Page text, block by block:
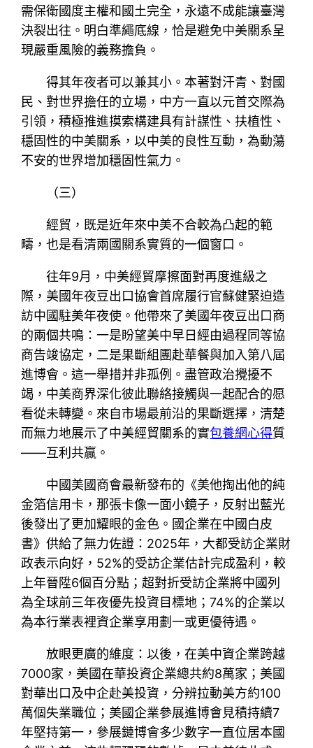
需保衛國度主權和國土完全，永遠不成能讓臺灣
決裂出往。明白準繩底線，恰是避免中美關系呈
現嚴重風險的義務擔負。
得其年夜者可以兼其小。本著對汗青、對國
民、對世界擔任的立場，中方一直以元首交際為
引領，積極推進摸索構建具有計謀性、扶植性、
穩固性的中美關系，以中美的良性互動，為動蕩
不安的世界增加穩固性氣力。
（三）
經貿，既是近年來中美不合較為凸起的範
疇，也是看清兩國關系實質的一個窗口。
往年9月，中美經貿摩擦面對再度進級之
際，美國年夜豆出口協會首席履行官蘇健緊迫造
訪中國駐美年夜使。他帶來了美國年夜豆出口商
的兩個共鳴：一是盼望美中早日經由過程同等協
商告竣協定，二是果斷組團赴華餐與加入第八屆
進博會。這一舉措并非孤例。盡管政治攪擾不
竭，中美商界深化彼此聯絡接觸與一起配合的愿
看從未轉變。來自市場最前沿的果斷選擇，清楚
而無力地展示了中美經貿關系的實包養網心得質
——互利共贏。
中國美國商會最新發布的《美他掏出他的純
金箔信用卡，那張卡像一面小鏡子，反射出藍光
後發出了更加耀眼的金色。國企業在中國白皮
書》供給了無力佐證：2025年，大都受訪企業財
政表示向好，52%的受訪企業估計完成盈利，較
上年晉陞6個百分點；超對折受訪企業將中國列
為全球前三年夜優先投資目標地；74%的企業以
為本行業表裡資企業享用劃一或更優待遇。
放眼更廣的維度：以後，在美中資企業跨越
7000家，美國在華投資企業總共約8萬家；美國
對華出口及中企赴美投資，分辨拉動美方約100
萬個失業職位；美國企業參展進博會見積持續7
年堅持第一，參展鏈博會多少數字一直位居本國